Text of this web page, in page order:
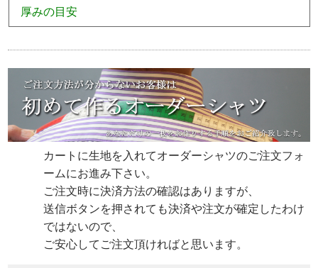
厚みの目安
カートに生地を入れてオーダーシャツのご注文フォ
ームにお進み下さい。
ご注文時に決済方法の確認はありますが、
送信ボタンを押されても決済や注文が確定したわけ
ではないので、
ご安心してご注文頂ければと思います。